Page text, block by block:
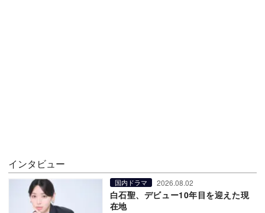
インタビュー
国内ドラマ 2026.08.02
白石聖、デビュー10年目を迎えた現
在地